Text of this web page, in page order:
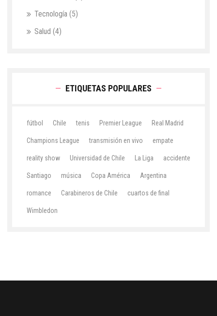
Tecnología (5)
Salud (4)
ETIQUETAS POPULARES
fútbol Chile tenis Premier League Real Madrid
Champions League transmisión en vivo empate
reality show Universidad de Chile La Liga accidente
Santiago música Copa América Argentina
romance Carabineros de Chile cuartos de final
Wimbledon